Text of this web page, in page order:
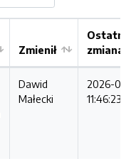
Zmienił
zmiana
Dawid
Małecki
2026-
11:46:23